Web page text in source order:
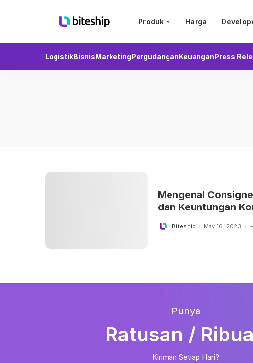
Produk Harga
LogistikBisnisMarketingPergudanganKeuanganPress
Mengenal
dan Keuntungan
PostedBiteship May 16, 2023
Punya
Ratusan /
Kiriman Setiap Hari?